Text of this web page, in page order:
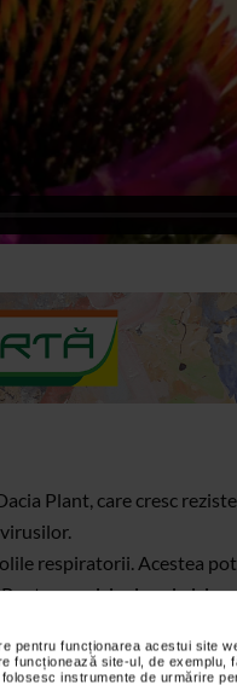
pentru funcționarea acestui site
funcționează site-ul, de
instrumente de urmărire
Plant, care cresc
respiratorii. Acestea
ca nici gripa si nici
ce ne-a oferit natura.
de sezon.